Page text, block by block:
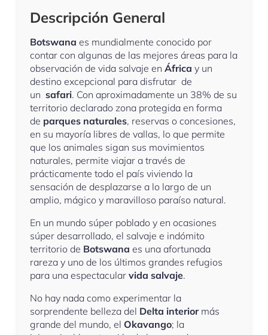
Descripción General
Botswana es mundialmente conocido por
contar con algunas de las mejores áreas para la
observación de vida salvaje en África y un
destino excepcional para disfrutar de
un safari. Con aproximadamente un 38% de su
territorio declarado zona protegida en forma
de parques naturales, reservas o concesiones,
en su mayoría libres de vallas, lo que permite
que los animales sigan sus movimientos
naturales, permite viajar a través de
prácticamente todo el país viviendo la
sensación de desplazarse a lo largo de un
amplio, mágico y maravilloso paraíso natural.
En un mundo súper poblado y en ocasiones
súper desarrollado, el salvaje e indómito
territorio de Botswana es una afortunada
rareza y uno de los últimos grandes refugios
para una espectacular vida salvaje.
No hay nada como experimentar la
sorprendente belleza del Delta interiormás
grande del mundo, el Okavango; la